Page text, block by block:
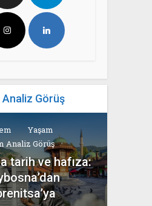
Görüş
Yaşam
Analiz Görüş
tarih ve hafıza: